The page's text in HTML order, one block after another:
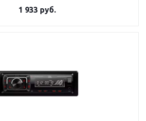
1 933 руб.